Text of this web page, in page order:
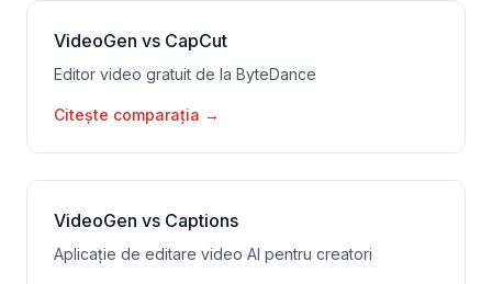
VideoGen vs CapCut
Editor video gratuit de la ByteDance
Citește comparația →
VideoGen vs Captions
Aplicație de editare video AI pentru creatori